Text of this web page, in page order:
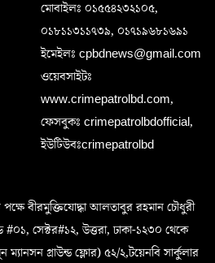
মোবাইলঃ ০১৫৫৪২৩২১০৫,
০১৮১১৩১১৭৩৯, ০১৭১৯৬৮১৬৯১
ইমেইলঃ cpbdnews@gmail.com
ওয়েবসাইটঃ
www.crimepatrolbd.com,
ফেসবুকঃ crimepatrolbdofficial,
ইউটিউবঃcrimepatrolbd
পক্ষে বীরমুক্তিযোদ্ধা আলতাবুর রহমান চৌধুরী
সেক্টর#১২, উত্তরা, ঢাকা-১২৩০ থেকে
ম্যানসন গ্রাউন্ড ফ্লোর) ৫২/২,টয়েনবি সার্কুলার